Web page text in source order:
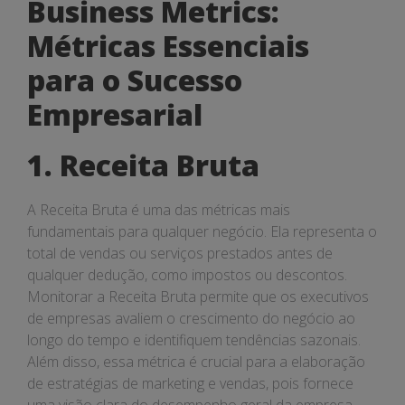
Business Metrics:
Métricas Essenciais
para o Sucesso
Empresarial
1. Receita Bruta
A Receita Bruta é uma das métricas mais
fundamentais para qualquer negócio. Ela representa o
total de vendas ou serviços prestados antes de
qualquer dedução, como impostos ou descontos.
Monitorar a Receita Bruta permite que os executivos
de empresas avaliem o crescimento do negócio ao
longo do tempo e identifiquem tendências sazonais.
Além disso, essa métrica é crucial para a elaboração
de estratégias de marketing e vendas, pois fornece